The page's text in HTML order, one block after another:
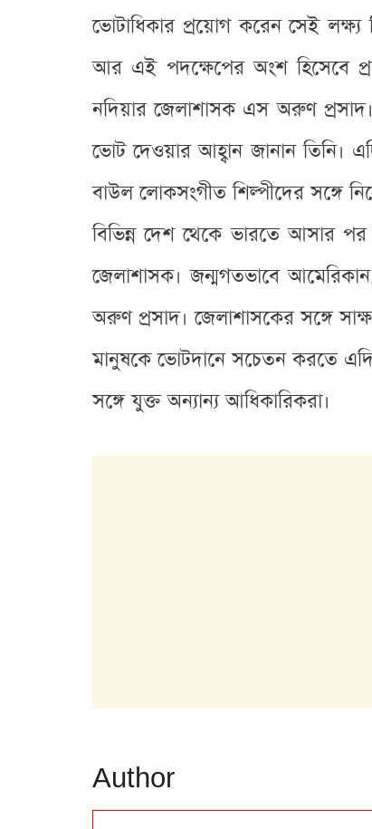
ভোটাধিকার প্রয়োগ করেন সেই
আর এই পদক্ষেপের অংশ হিসেবে
নদিয়ার জেলাশাসক এস অরুণ
ভোট দেওয়ার আহ্বান জানান তিনি।
বাউল লোকসংগীত শিল্পীদের সঙ্গে
বিভিন্ন দেশ থেকে ভারতে আসার
জেলাশাসক। জন্মগতভাবে
অরুণ প্রসাদ। জেলাশাসকের সঙ্গে
মানুষকে ভোটদানে সচেতন করতে
সঙ্গে যুক্ত অন্যান্য আধিকারিকরা।
Author